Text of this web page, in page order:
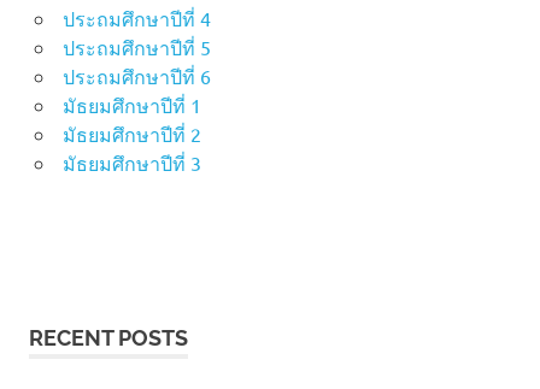
ประถมศึกษาปีที่ 4
ประถมศึกษาปีที่ 5
ประถมศึกษาปีที่ 6
มัธยมศึกษาปีที่ 1
มัธยมศึกษาปีที่ 2
มัธยมศึกษาปีที่ 3
RECENT POSTS